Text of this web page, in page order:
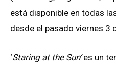
está disponible en todas
desde el pasado viernes 3
‘Staring at the Sun’es un